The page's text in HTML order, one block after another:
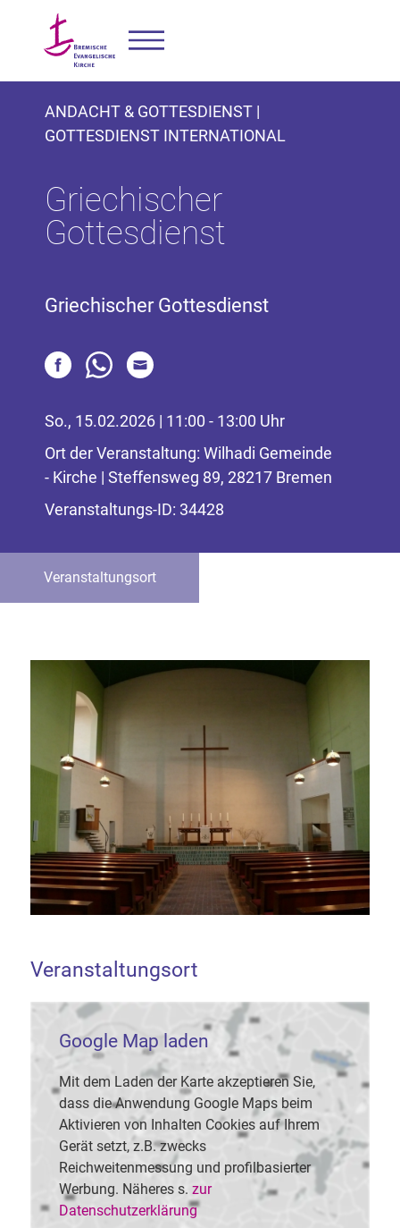
ANDACHT & GOTTESDIENST |
GOTTESDIENST INTERNATIONAL
Griechischer
Gottesdienst
Griechischer Gottesdienst
So., 15.02.2026 | 11:00 - 13:00 Uhr
Ort der Veranstaltung: Wilhadi Gemeinde
- Kirche | Steffensweg 89, 28217 Bremen
Veranstaltungs-ID: 34428
Veranstaltungsort
Veranstaltungsort
Google Map laden
Mit dem Laden der Karte akzeptieren Sie,
dass die Anwendung Google Maps beim
Aktivieren von Inhalten Cookies auf Ihrem
Gerät setzt, z.B. zwecks
Reichweitenmessung und profilbasierter
Werbung. Näheres s. zur
Datenschutzerklärung